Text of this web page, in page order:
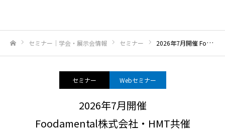
セミナー｜学会・展示会情報 セミナー 2026年7月開催 Foodamental株式会社・HMT共催「“とりあえず機能性表示”で終わらせない、選ばれる理由のつくり方― エビデンスとストーリーを両立するUX戦略」
セミナー Webセミナー
2026年7月開催
Foodamental株式会社・HMT共催